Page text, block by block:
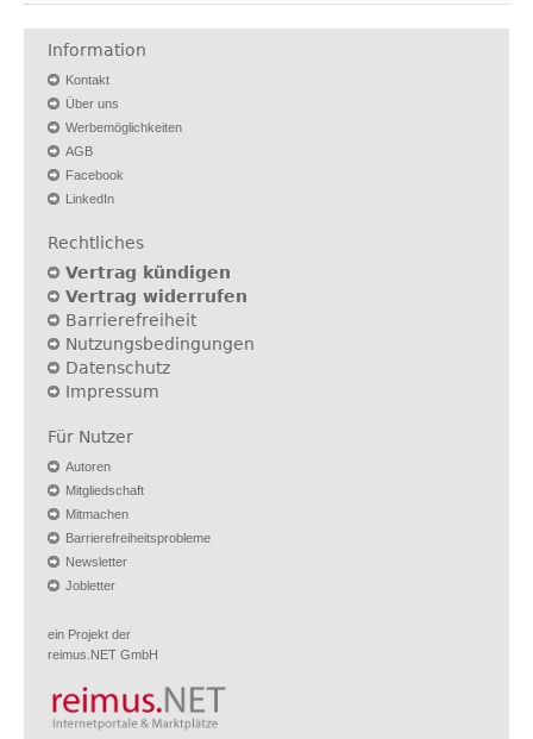
Information
Kontakt
Über uns
Werbemöglichkeiten
AGB
Facebook
LinkedIn
Rechtliches
Vertrag kündigen
Vertrag widerrufen
Barrierefreiheit
Nutzungsbedingungen
Datenschutz
Impressum
Für Nutzer
Autoren
Mitgliedschaft
Mitmachen
Barrierefreiheitsprobleme
Newsletter
Jobletter
ein Projekt der
reimus.NET GmbH